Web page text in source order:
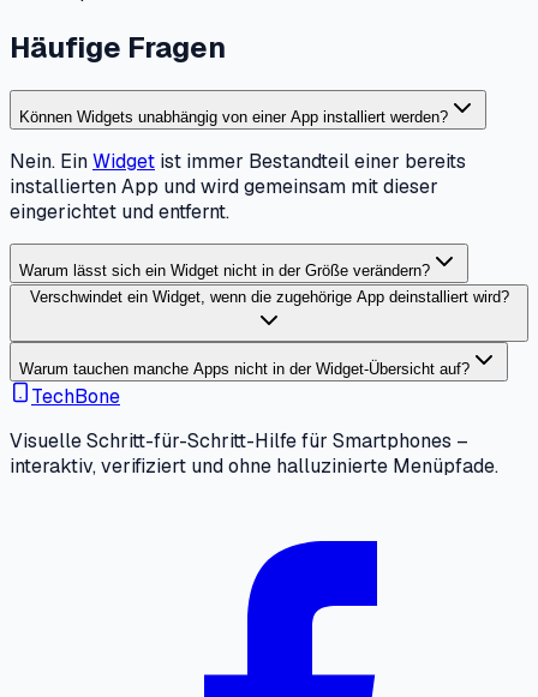
Häufige Fragen
Können Widgets unabhängig von einer App installiert werden?
Nein. EinWidget ist immer Bestandteil einer bereits
installierten App und wird gemeinsam mit dieser
eingerichtet und entfernt.
Warum lässt sich ein Widget nicht in der Größe verändern?
Verschwindet ein Widget, wenn die zugehörige App deinstalliert wird?
Warum tauchen manche Apps nicht in der Widget-Übersicht auf?
TechBone
Visuelle Schritt-für-Schritt-Hilfe für Smartphones –
interaktiv, verifiziert und ohne halluzinierte Menüpfade.